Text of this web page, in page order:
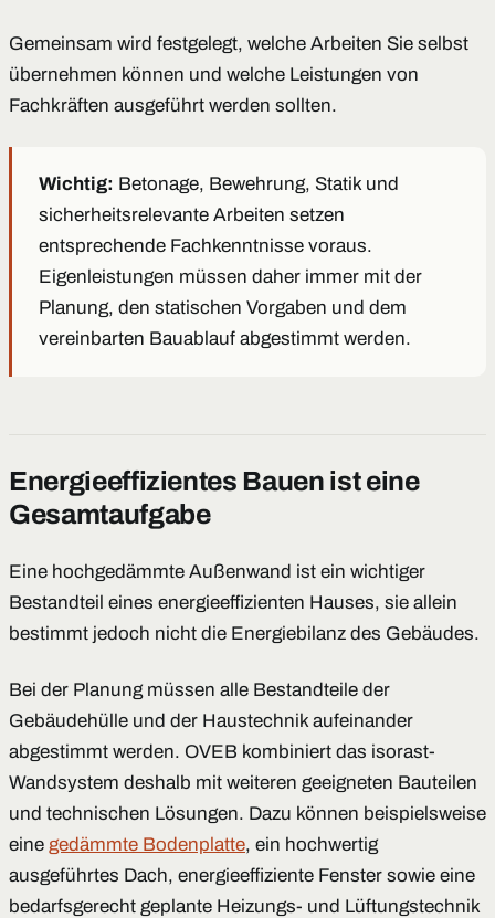
Gemeinsam wird festgelegt, welche Arbeiten Sie selbst
übernehmen können und welche Leistungen von
Fachkräften ausgeführt werden sollten.
Wichtig: Betonage, Bewehrung, Statik und
sicherheitsrelevante Arbeiten setzen
entsprechende Fachkenntnisse voraus.
Eigenleistungen müssen daher immer mit der
Planung, den statischen Vorgaben und dem
vereinbarten Bauablauf abgestimmt werden.
Energieeffizientes Bauen ist eine
Gesamtaufgabe
Eine hochgedämmte Außenwand ist ein wichtiger
Bestandteil eines energieeffizienten Hauses, sie allein
bestimmt jedoch nicht die Energiebilanz des Gebäudes.
Bei der Planung müssen alle Bestandteile der
Gebäudehülle und der Haustechnik aufeinander
abgestimmt werden. OVEB kombiniert das isorast-
Wandsystem deshalb mit weiteren geeigneten Bauteilen
und technischen Lösungen. Dazu können beispielsweise
eine gedämmte Bodenplatte, ein hochwertig
ausgeführtes Dach, energieeffiziente Fenster sowie eine
bedarfsgerecht geplante Heizungs- und Lüftungstechnik